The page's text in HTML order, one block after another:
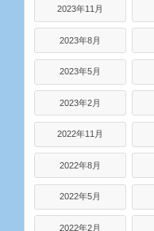
2023年11月
2023年8月
2023年5月
2023年2月
2022年11月
2022年8月
2022年5月
2022年2月